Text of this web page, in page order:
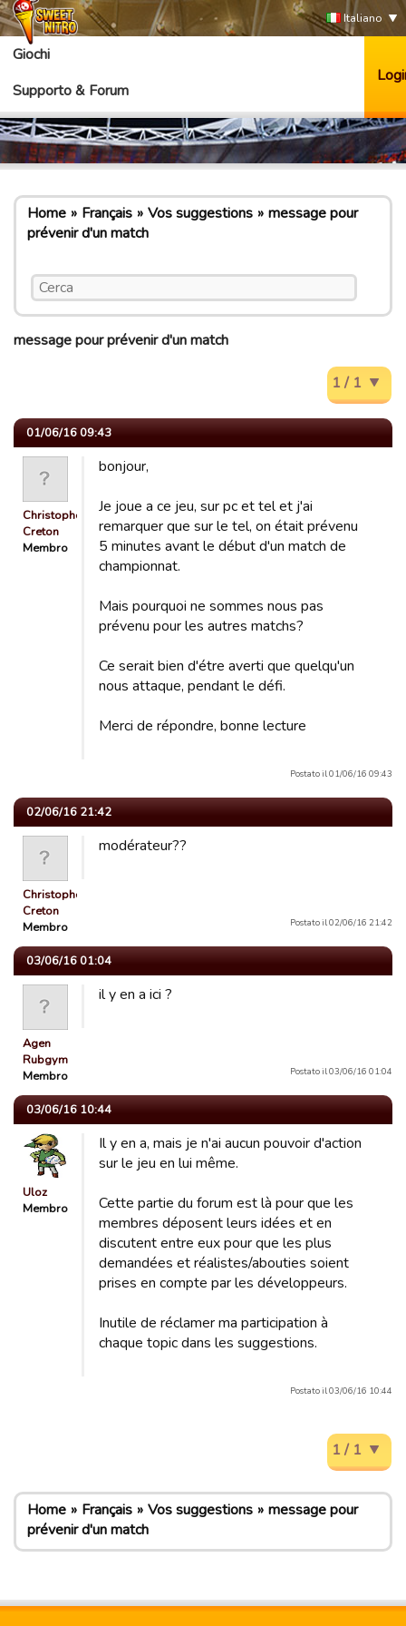
Italiano
Giochi
Supporto & Forum
Home Français Vos suggestions
message pour
prévenir d'un match
message pour prévenir d'un match
1 / 1
01/06/16 09:43
Christophe
Creton
Membro
bonjour,
Je joue a ce jeu, sur pc et tel et j'ai
remarquer que sur le tel, on était prévenu
5 minutes avant le début d'un match de
championnat.
Mais pourquoi ne sommes nous pas
prévenu pour les autres matchs?
Ce serait bien d'étre averti que quelqu'un
nous attaque, pendant le défi.
Merci de répondre, bonne lecture
Postato il 01/06/16 09:43
02/06/16 21:42
Christophe
Creton
Membro
modérateur??
Postato il 02/06/16 21:42
03/06/16 01:04
Agen
Rubgym
Membro
il y en a ici ?
Postato il 03/06/16 01:04
03/06/16 10:44
Uloz
Membro
Il y en a, mais je n'ai aucun pouvoir d'action
sur le jeu en lui même.
Cette partie du forum est là pour que les
membres déposent leurs idées et en
discutent entre eux pour que les plus
demandées et réalistes/abouties soient
prises en compte par les développeurs.
Inutile de réclamer ma participation à
chaque topic dans les suggestions.
Postato il 03/06/16 10:44
1 / 1
Home Français Vos suggestions
message pour
prévenir d'un match